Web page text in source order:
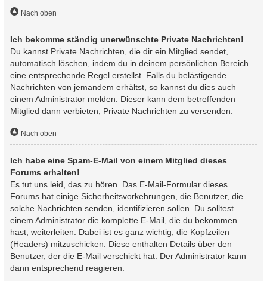
Nach oben
Ich bekomme ständig unerwünschte Private Nachrichten!
Du kannst Private Nachrichten, die dir ein Mitglied sendet,
automatisch löschen, indem du in deinem persönlichen Bereich
eine entsprechende Regel erstellst. Falls du belästigende
Nachrichten von jemandem erhältst, so kannst du dies auch
einem Administrator melden. Dieser kann dem betreffenden
Mitglied dann verbieten, Private Nachrichten zu versenden.
Nach oben
Ich habe eine Spam-E-Mail von einem Mitglied dieses
Forums erhalten!
Es tut uns leid, das zu hören. Das E-Mail-Formular dieses
Forums hat einige Sicherheitsvorkehrungen, die Benutzer, die
solche Nachrichten senden, identifizieren sollen. Du solltest
einem Administrator die komplette E-Mail, die du bekommen
hast, weiterleiten. Dabei ist es ganz wichtig, die Kopfzeilen
(Headers) mitzuschicken. Diese enthalten Details über den
Benutzer, der die E-Mail verschickt hat. Der Administrator kann
dann entsprechend reagieren.